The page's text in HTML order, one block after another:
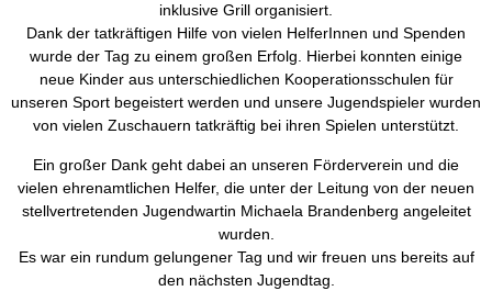
inklusive Grill organisiert.
Dank der tatkräftigen Hilfe von vielen HelferInnen und Spenden
wurde der Tag zu einem großen Erfolg. Hierbei konnten einige
neue Kinder aus unterschiedlichen Kooperationsschulen für
unseren Sport begeistert werden und unsere Jugendspieler wurden
von vielen Zuschauern tatkräftig bei ihren Spielen unterstützt.
Ein großer Dank geht dabei an unseren Förderverein und die
vielen ehrenamtlichen Helfer, die unter der Leitung von der neuen
stellvertretenden Jugendwartin Michaela Brandenberg angeleitet
wurden.
Es war ein rundum gelungener Tag und wir freuen uns bereits auf
den nächsten Jugendtag.